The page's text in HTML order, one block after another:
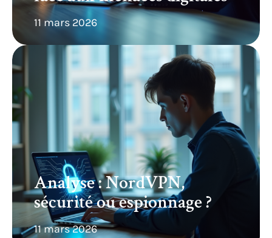
11 mars 2026
Analyse : NordVPN,
sécurité ou espionnage ?
11 mars 2026